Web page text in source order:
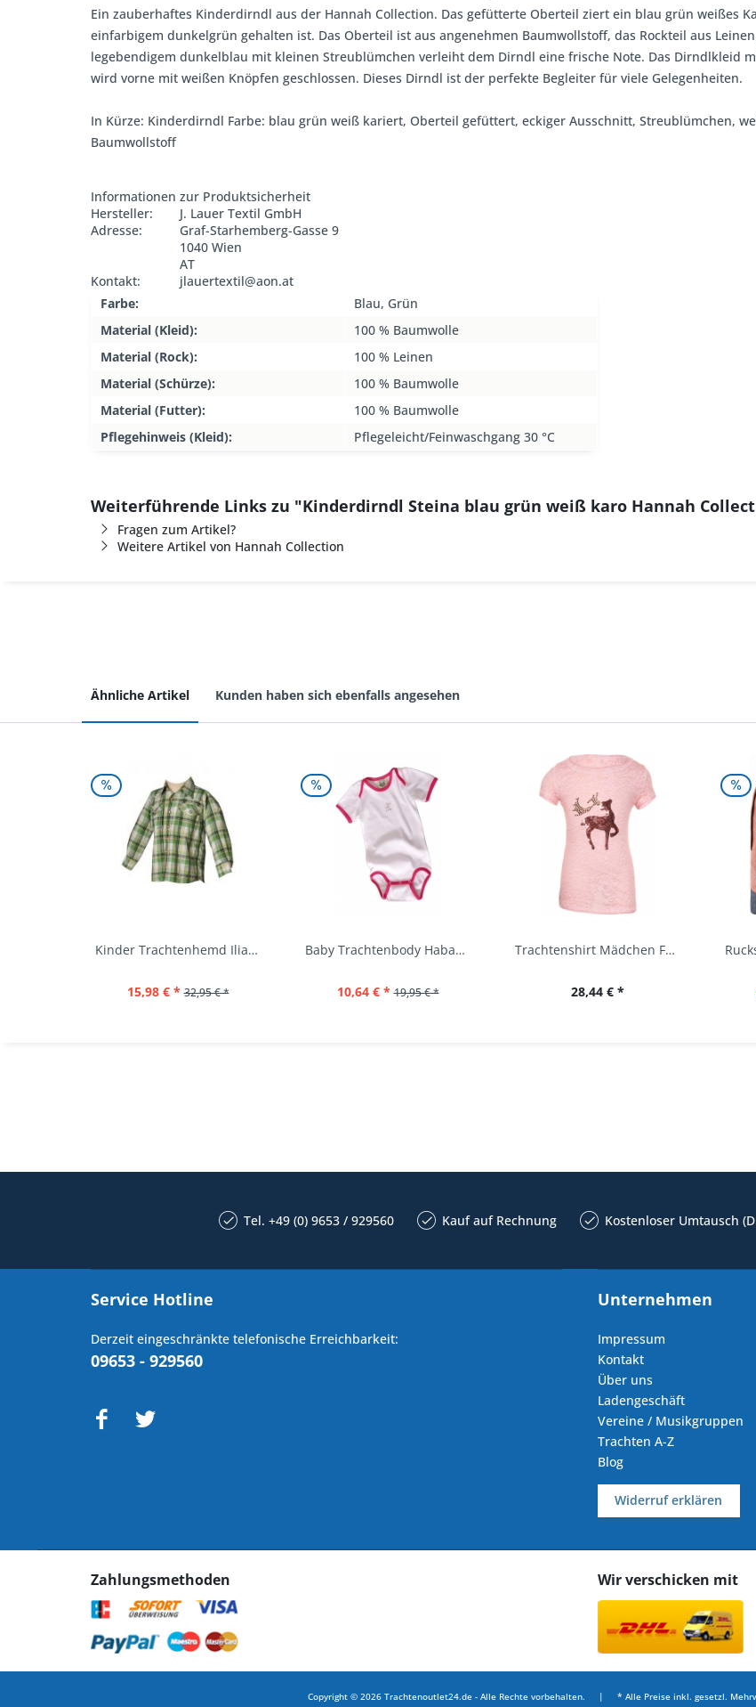
Ein zauberhaftes Kinderdirndl aus der Hannah Collection. Das gefütterte Oberteil ziert ein blau grün weißes
einfarbigem dunkelgrün gehalten ist. Das Oberteil ist aus angenehmen Baumwollstoff, das Rockteil aus
legebendigem dunkelblau mit kleinen Streublümchen verleiht dem Dirndl eine frische Note. Das Dirndlkleid
wird vorne mit weißen Knöpfen geschlossen. Dieses Dirndl ist der perfekte Begleiter für viele Gelegenheiten.
In Kürze: Kinderdirndl Farbe: blau grün weiß kariert, Oberteil gefüttert, eckiger Ausschnitt, Streublümchen,
Baumwollstoff
Informationen zur Produktsicherheit
Hersteller:
J. Lauer Textil GmbH
Adresse:
Graf-Starhemberg-Gasse 9
1040 Wien
AT
Kontakt:
jlauertextil@aon.at
Farbe:
Blau, Grün
Material (Kleid):
100 % Baumwolle
Material (Rock):
100 % Leinen
Material (Schürze):
100 % Baumwolle
Material (Futter):
100 % Baumwolle
Pflegehinweis (Kleid):
Pflegeleicht/Feinwaschgang 30 °C
Weiterführende Links zu "Kinderdirndl Steina blau grün weiß karo Hannah
Fragen zum Artikel?
Weitere Artikel von Hannah Collection
Ähnliche Artikel Kunden haben sich ebenfalls angesehen
Kinder Trachtenhemd Ilias giftgrün langarm...
15,98 € * 32,95 € *
Baby Trachtenbody Habach weiß/pink Isar Trachten
10,64 € * 19,95 € *
Trachtenshirt Mädchen Feli Kids rosa orchidee...
28,44 € *
Tel. +49 (0) 9653 / 929560 Kauf auf Rechnung Kostenloser Umtausch
Service Hotline
Derzeit eingeschränkte telefonische Erreichbarkeit:
09653 - 929560
Unternehmen
Impressum
Kontakt
Über uns
Ladengeschäft
Vereine / Musikgruppen
Trachten A-Z
Blog
Widerruf erklären
Zahlungsmethoden Wir verschicken mit
Copyright © 2026 Trachtenoutlet24.de - Alle Rechte vorbehalten. | * Alle Preise inkl. gesetzl.